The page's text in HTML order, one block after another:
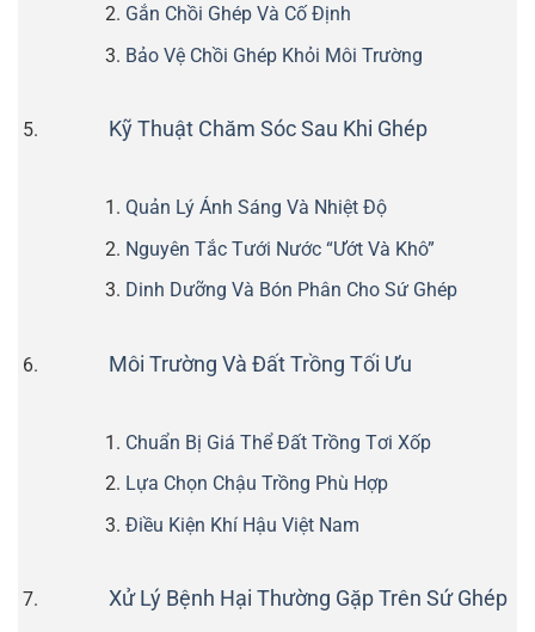
Gắn Chồi Ghép Và Cố Định
Bảo Vệ Chồi Ghép Khỏi Môi Trường
Kỹ Thuật Chăm Sóc Sau Khi Ghép
Quản Lý Ánh Sáng Và Nhiệt Độ
Nguyên Tắc Tưới Nước “Ướt Và Khô”
Dinh Dưỡng Và Bón Phân Cho Sứ Ghép
Môi Trường Và Đất Trồng Tối Ưu
Chuẩn Bị Giá Thể Đất Trồng Tơi Xốp
Lựa Chọn Chậu Trồng Phù Hợp
Điều Kiện Khí Hậu Việt Nam
Xử Lý Bệnh Hại Thường Gặp Trên Sứ Ghép